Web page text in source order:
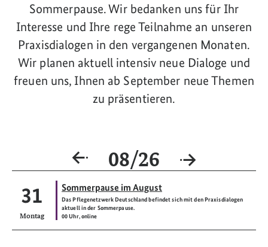
Sommerpause. Wir bedanken uns für Ihr
Interesse und Ihre rege Teilnahme an unseren
Praxisdialogen in den vergangenen Monaten.
Wir planen aktuell intensiv neue Dialoge und
freuen uns, Ihnen ab September neue Themen
zu präsentieren.
08/26
31
Montag
Sommerpause im August
Host:
Das Pflegenetzwerk Deutschland befindet sich mit den Praxisdialogen
aktuell in der Sommerpause.
00 Uhr, online